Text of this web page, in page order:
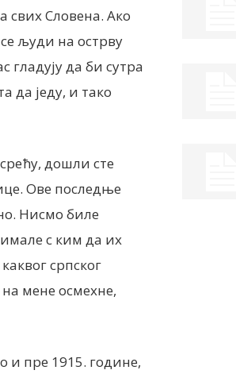
свих Словена. Ако
људи на острву
да би сутра
да једу, и тако
дошли сте
Ове последње
Нисмо биле
с ким да их
српског
мене осмехне,
и пре 1915. године,